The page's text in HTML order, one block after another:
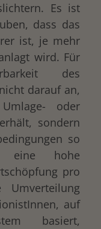
Es ist
dass das
ist, je mehr
wird. Für
des
darauf an,
oder
sondern
so
eine hohe
pro
Umverteilung
auf
basiert,